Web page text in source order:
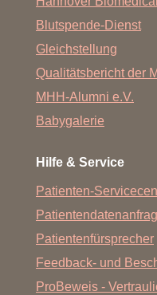
Blutspende-Dienst
Gleichstellung
Qualitätsbericht der
MHH-Alumni e.V.
Babygalerie
Hilfe & Service
Patienten-
Patientenfürsprecher
Feedback- und
ProBeweis -